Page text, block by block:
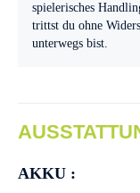
spielerisches
trittst du ohne
unterwegs bist.
AKKU :